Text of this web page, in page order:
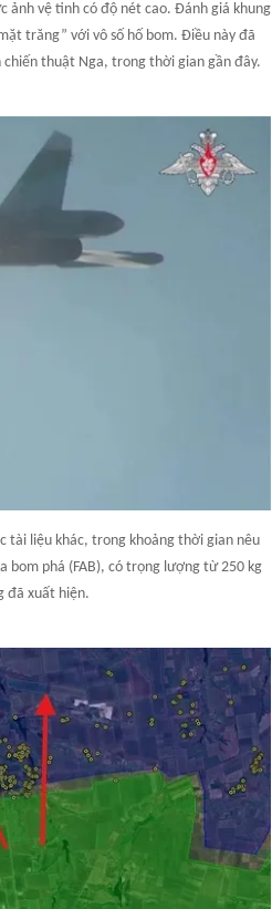
ảnh vệ tinh có độ nét cao. Đánh giá khung
trăng” với vô số hố bom. Điều này đã
chiến thuật Nga, trong thời gian gần đây.
tài liệu khác, trong khoảng thời gian nêu
phá (FAB), có trọng lượng từ 250 kg
đã xuất hiện.